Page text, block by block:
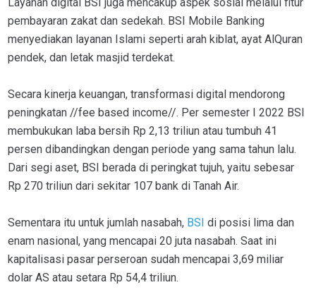
pembayaran zakat dan sedekah. BSI Mobile Banking
menyediakan layanan Islami seperti arah kiblat, ayat AlQuran
pendek, dan letak masjid terdekat.
Secara kinerja keuangan, transformasi digital mendorong
peningkatan //fee based income//. Per semester I 2022 BSI
membukukan laba bersih Rp 2,13 triliun atau tumbuh 41
persen dibandingkan dengan periode yang sama tahun lalu.
Dari segi aset, BSI berada di peringkat tujuh, yaitu sebesar
Rp 270 triliun dari sekitar 107 bank di Tanah Air.
Sementara itu untuk jumlah nasabah, BSI di posisi lima dan
enam nasional, yang mencapai 20 juta nasabah. Saat ini
kapitalisasi pasar perseroan sudah mencapai 3,69 miliar
dolar AS atau setara Rp 54,4 triliun.